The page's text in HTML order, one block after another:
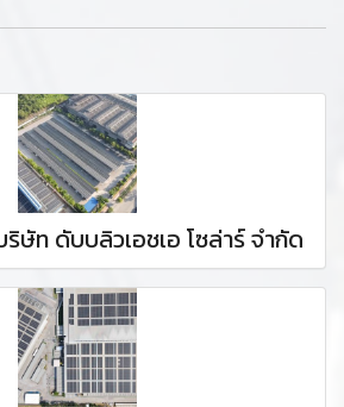
ษัท ดับบลิวเอชเอ โซล่าร์ จำกัด